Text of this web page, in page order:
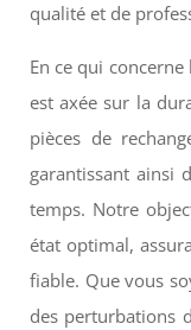
qualité et de
En ce qui
est axée sur la
pièces de
garantissant ainsi
temps. Notre
état optimal,
fiable. Que vous
des perturbations